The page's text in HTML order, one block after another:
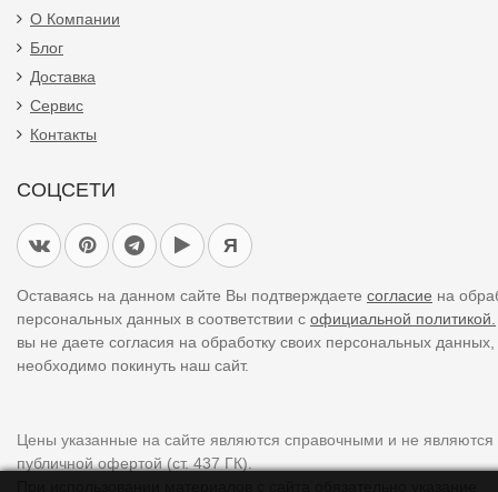
О Компании
Блог
Доставка
Сервис
Контакты
СОЦСЕТИ
Я
Оставаясь на данном сайте Вы подтверждаете согласие на
персональных данных в соответствии с официальной политикой.
вы не даете согласия на обработку своих персональных
необходимо покинуть наш сайт.
Цены указанные на сайте являются справочными и не являются
публичной офертой (ст. 437 ГК).